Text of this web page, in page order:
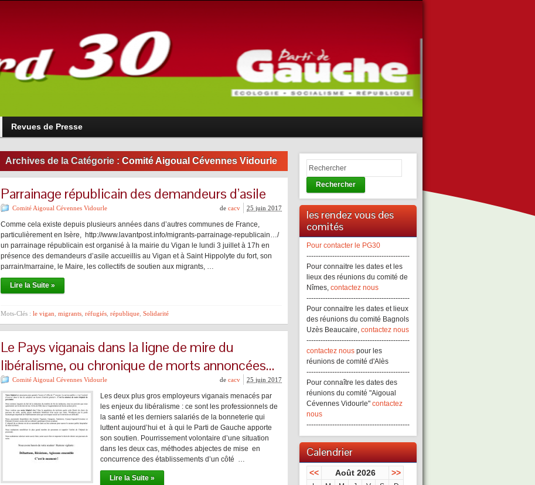
Revues de Presse
Archives de la Catégorie : Comité Aigoual Cévennes Vidourle
Parrainage républicain des demandeurs d’asile
Comité Aigoual Cévennes Vidourle 25 juin 2017
de cacv
Comme cela existe depuis plusieurs années dans d’autres communes de France,
particulièrement en Isère, http://www.lavantpost.info/migrants-parrainage-republicain…/
un parrainage républicain est organisé à la mairie du Vigan le lundi 3 juillet à 17h en
présence des demandeurs d’asile accueillis au Vigan et à Saint Hippolyte du fort, son
parrain/marraine, le Maire, les collectifs de soutien aux migrants, …
Lire la Suite »
Mots-Clés : le vigan migrants réfugiés république Solidarité
Le Pays viganais dans la ligne de mire du
libéralisme, ou chronique de morts annoncées…
Comité Aigoual Cévennes Vidourle 25 juin 2017
de cacv
Les deux plus gros employeurs viganais menacés par
les enjeux du libéralisme : ce sont les professionnels de
la santé et les derniers salariés de la bonneterie qui
luttent aujourd’hui et à qui le Parti de Gauche apporte
son soutien. Pourrissement volontaire d’une situation
dans les deux cas, méthodes abjectes de mise en
concurrence des établissements d’un côté …
Lire la Suite »
Rechercher
les rendez vous des
comités
Pour contacter le PG30
--------------------------------------------
Pour connaitre les dates et les
lieux des réunions du comité de
Nîmes, contactez nous
--------------------------------------------
Pour connaitre les dates et lieux
des réunions du comité Bagnols
Uzès Beaucaire, contactez nous
--------------------------------------------
contactez nous pour les
réunions de comité d'Alès
--------------------------------------------
Pour connaître les dates des
réunions du comité "Aigoual
Cévennes Vidourle" contactez
nous
--------------------------------------------
Calendrier
<< Août 2026 >>